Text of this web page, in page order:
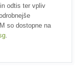
odtis ter vpliv
so dostopne na